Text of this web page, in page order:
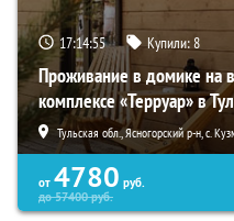
17:14:53 Купили:8
Проживание в домике на
комплексе «Терруар» в
Тульская обл., Ясногорский р-н, с.
от 4780 руб.
до57400руб.